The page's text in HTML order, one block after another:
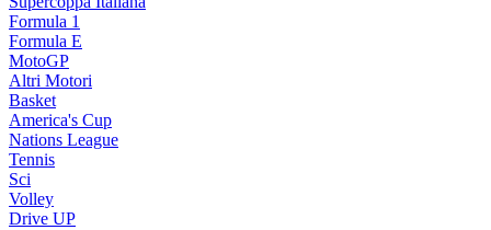
Formula 1
Formula E
MotoGP
Altri Motori
Basket
America's Cup
Nations League
Tennis
Sci
Volley
Drive UP